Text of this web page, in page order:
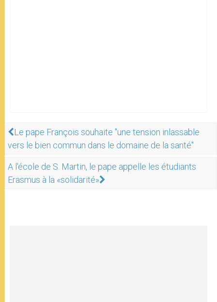
Le pape François souhaite "une tension inlassable
vers le bien commun dans le domaine de la santé"
A l'école de S. Martin, le pape appelle les étudiants
Erasmus à la «solidarité»